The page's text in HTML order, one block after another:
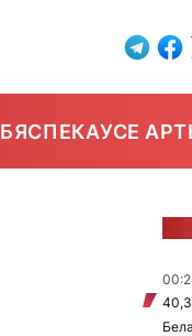
БЯСПЕКАУСЕ